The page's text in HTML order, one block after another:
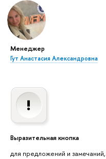
Менеджер
Гут Анастасия Александровна
Выразительная кнопка
для предложений и